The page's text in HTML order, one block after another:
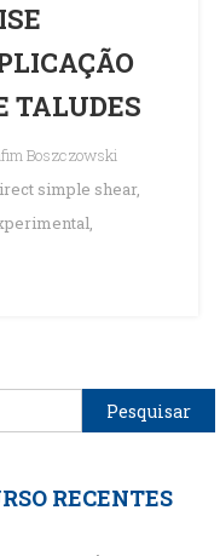
TALUDES
Boszczowski
simple shear,
,
Pesquisar
por:
RECENTES